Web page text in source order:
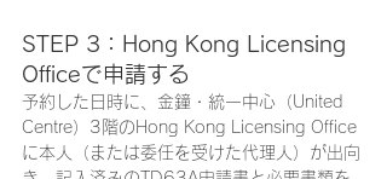
STEP 3：Hong Kong Licensing
Officeで申請する
予約した日時に、金鐘・統一中心（United
Centre）3階のHong Kong Licensing Office
に本人（または委任を受けた代理人）が出向